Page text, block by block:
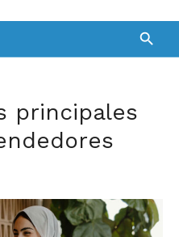
principales